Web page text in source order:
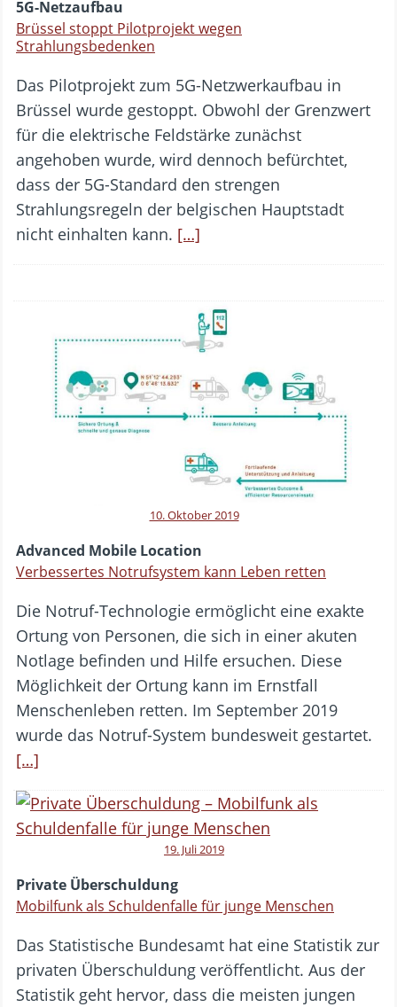
5G-Netzaufbau
Brüssel stoppt Pilotprojekt wegen
Strahlungsbedenken
Das Pilotprojekt zum 5G-Netzwerkaufbau in
Brüssel wurde gestoppt. Obwohl der Grenzwert
für die elektrische Feldstärke zunächst
angehoben wurde, wird dennoch befürchtet,
dass der 5G-Standard den strengen
Strahlungsregeln der belgischen Hauptstadt
nicht einhalten kann. […]
10. Oktober 2019
Advanced Mobile Location
Verbessertes Notrufsystem kann Leben retten
Die Notruf-Technologie ermöglicht eine exakte
Ortung von Personen, die sich in einer akuten
Notlage befinden und Hilfe ersuchen. Diese
Möglichkeit der Ortung kann im Ernstfall
Menschenleben retten. Im September 2019
wurde das Notruf-System bundesweit gestartet.
[…]
19. Juli 2019
Private Überschuldung
Mobilfunk als Schuldenfalle für junge Menschen
Das Statistische Bundesamt hat eine Statistik zur
privaten Überschuldung veröffentlicht. Aus der
Statistik geht hervor, dass die meisten jungen